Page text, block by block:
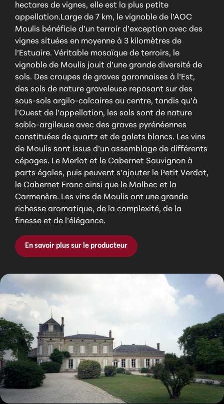
hectares de vignes, elle est la plus petite
appellation.Large de 7 km, le vignoble de l’AOC
Moulis bénéficie d’un terroir d’exception avec des
vignes situées en moyenne à 3 kilomètres de
l’Estuaire. Véritable mosaïque de terroirs, le
vignoble de Moulis jouit d’une grande diversité de
sols. Des croupes de graves garonnaises à l’Est,
des sols de nature graveleuse reposant sur des
sous-sols argilo-calcaires au centre, tandis qu’à
l’Ouest de l’appellation, les sols sont de nature
sablo-argileuse avec des graves pyrénéennes
constituées de quartz et de galets blancs. Les vins
de Moulis sont issus d’un assemblage de différents
cépages. Le Merlot et le Cabernet Sauvignon à
parts égales, puis peuvent s’ajouter le Petit Verdot,
le Cabernet Franc ainsi que le Malbec et la
Carmenère. Les vins de Moulis ont une grande
richesse aromatique, de la complexité, de la
finesse et de l’élégance.
En savoir plus sur le producteur